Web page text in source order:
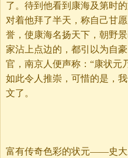
了。待到他看到康海及第时
对着他拜了半天，称自己甘
誉，使康海名扬天下，朝野
家沾上点边的，都引以为自
官，南京人便声称：“康状元
如此令人推崇，可惜的是，
文了。
富有传奇色彩的状元——史